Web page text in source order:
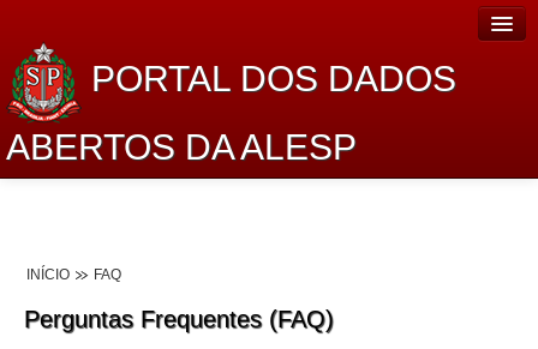
PORTAL DOS DADOS
ABERTOS DA ALESP
Lei de Acesso à Informação
INÍCIO FAQ
Perguntas Frequentes (FAQ)